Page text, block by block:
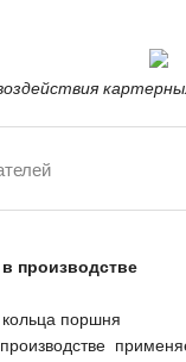
производстве
поршня